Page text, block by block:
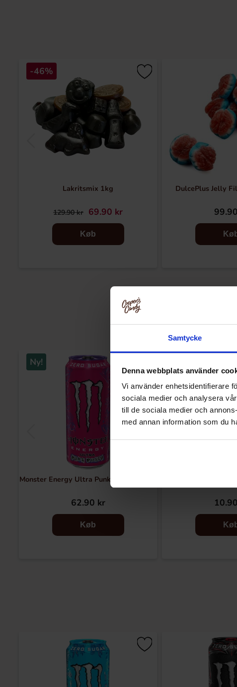
Samtycke
Denna webbplats använder
Vi använder enhetsidentifierare
sociala medier och analysera
till de sociala medier och
med annan information som du
-46%
Lakritsmix 1kg
129.90 kr 69.90 kr
Køb
DulcePlus Jelly
Ny!
Monster Energy Ultra Punk Punch 473ml
62.90 kr
Køb
Ramlösa